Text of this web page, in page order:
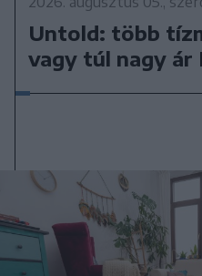
Untold: több
vagy túl nagy ár